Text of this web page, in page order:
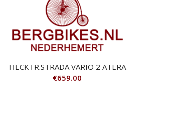
HECKTR.STRADA VARIO 2 ATERA
€659.00